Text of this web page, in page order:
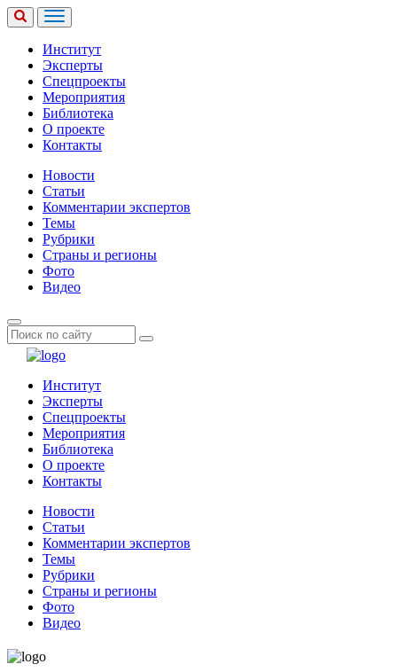
Институт
Эксперты
Спецпроекты
Мероприятия
Библиотека
О проекте
Контакты
Новости
Статьи
Комментарии экспертов
Темы
Рубрики
Страны и регионы
Фото
Видео
Институт
Эксперты
Спецпроекты
Мероприятия
Библиотека
О проекте
Контакты
Новости
Статьи
Комментарии экспертов
Темы
Рубрики
Страны и регионы
Фото
Видео